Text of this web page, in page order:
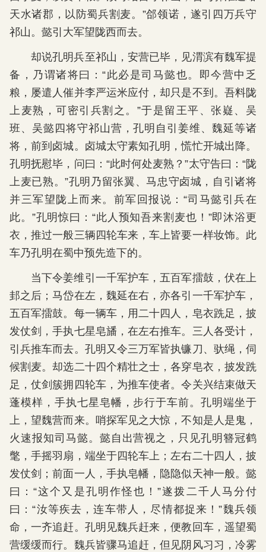
天水诸郡，以防蜀兵割麦。”郃领诺，遂引四万兵守
祁山。懿引大军望陇西而去。
却说孔明兵至祁山，安营已毕，见渭滨有魏军提
备，乃谓诸将曰：“此必是司马懿也。即今营中乏
粮，屡遣人催并李严运米应付，却只是不到。吾料陇
上麦熟，可密引兵割之。”于是留王平、张嶷、吴
班、吴懿四将守祁山营，孔明自引姜维、魏延等诸
将，前到卤城。卤城太守素知孔明，慌忙开城出降。
孔明抚慰毕，问曰：“此时何处麦熟？”太守告曰：“陇
上麦已熟。”孔明乃留张翼、马忠守卤城，自引诸将
并三军望陇上而来。前军回报说：“司马懿引兵在
此。”孔明惊曰：“此人预知吾来割麦也！”即沐浴更
衣，推过一般三辆四轮车来，车上皆要一样妆饰。此
车乃孔明在蜀中预先造下的。
当下令姜维引一千军护车，五百军擂鼓，伏在上
邽之后；马岱在左，魏延在右，亦各引一千军护车，
五百军擂鼓。每一辆车，用二十四人，皂衣跣足，披
发仗剑，手执七星皂旙，在左右推车。三人各受计，
引兵推车而去。孔明又令三万军皆执镰刀、驮绳，伺
候割麦。却选二十四个精壮之士，各穿皂衣，披发跣
足，仗剑簇拥四轮车，为推车使者。令关兴结束做天
蓬模样，手执七星皂幡，步行于车前。孔明端坐于
上，望魏营而来。哨探军见之大惊，不知是人是鬼，
火速报知司马懿。懿自出营视之，只见孔明簪冠鹤
氅，手摇羽扇，端坐于四轮车上；左右二十四人，披
发仗剑；前面一人，手执皂幡，隐隐似天神一般。懿
曰：“这个又是孔明作怪也！”遂拨二千人马分付
曰：“汝等疾去，连车带人，尽情都捉来！”魏兵领
命，一齐追赶。孔明见魏兵赶来，便教回车，遥望蜀
营缓缓而行。魏兵皆骤马追赶，但见阴风习习，冷雾